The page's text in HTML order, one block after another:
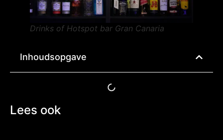
Drinks of Hotspot bar Gran Canaria
Inhoudsopgave
Lees ook